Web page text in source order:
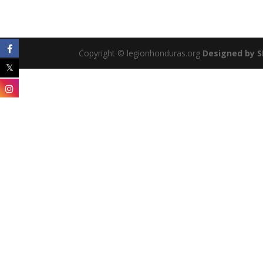
Copyright © legionhonduras.org Designed by